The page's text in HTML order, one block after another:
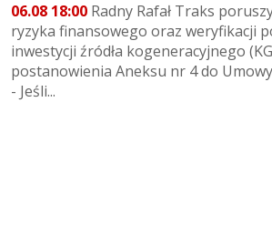
06.08 18:00 Radny Rafał Traks
ryzyka finansowego oraz weryfikacji
inwestycji źródła kogeneracyjnego
postanowienia Aneksu nr 4 do Umowy
- Jeśli...